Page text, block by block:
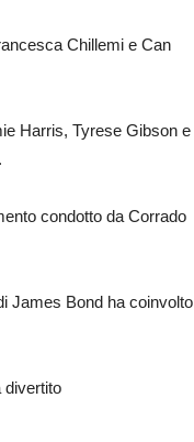
Chillemi e Can
Harris, Tyrese Gibson e
condotto da Corrado
James Bond ha coinvolto
divertito